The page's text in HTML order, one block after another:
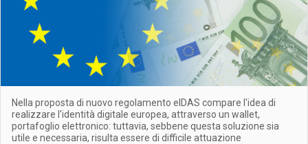
Nella proposta di nuovo regolamento eIDAS compare l'idea di
realizzare l'identità digitale europea, attraverso un wallet,
portafoglio elettronico: tuttavia, sebbene questa soluzione sia
utile e necessaria, risulta essere di difficile attuazione